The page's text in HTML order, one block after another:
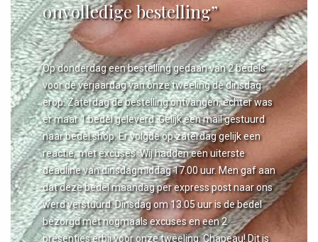
onvolledige bestelling”
Op donderdag een bestelling gedaan van 2 bedels
voor de verjaardag van onze tweeling de dinsdag
erop. Zaterdag de bestelling ontvangen, echter was
er maar 1 bedel geleverd. Gelijk een mail gestuurd
naar bedel.shop. Er volgde op zaterdag gelijk een
reactie, met excuses. Wij hadden een uiterste
deadline van dinsdagmiddag 17.00 uur. Men gaf aan
dat deze bedel maandag per express post naar ons
werd verstuurd. Dinsdag om 13.05 uur is de bedel
bezorgd met nogmaals excuses en een 2
presentjes erbij voor onze tweeling. Chapeau! Dit is